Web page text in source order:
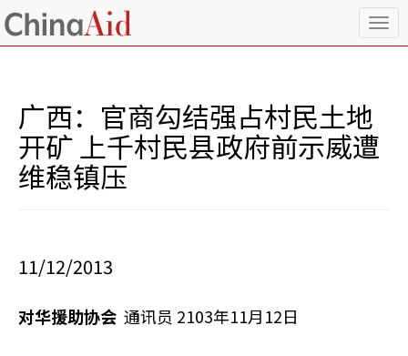
T
o
n
a
广西：官商勾结强占村民土地
开矿 上千村民县政府前示威遭
维稳镇压
11/12/2013
对华援助协会 通讯员 2103年11月12日